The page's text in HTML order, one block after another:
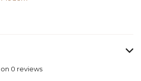
0 reviews